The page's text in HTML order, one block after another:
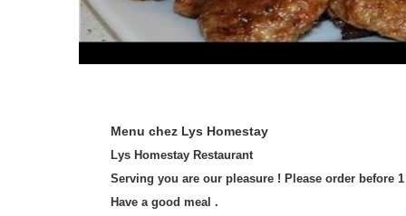
Menu chez Lys Homestay
Lys Homestay Restaurant
Serving you are our pleasure ! Please order before
Have a good meal .